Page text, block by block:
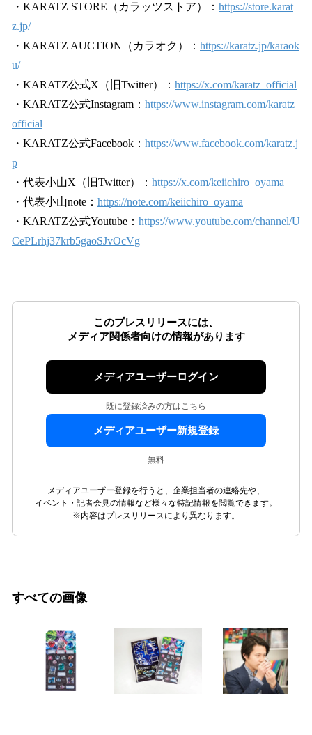
・KARATZ STORE（カラッツストア）： https://store.karat
z.jp/
・KARATZ AUCTION（カラオク）： https://karatz.jp/karaok
u/
・KARATZ公式X（旧Twitter）： https://x.com/karatz_official
・KARATZ公式Instagram： https://www.instagram.com/karatz_
official
・KARATZ公式Facebook： https://www.facebook.com/karatz.j
p
・代表小山X（旧Twitter）： https://x.com/keiichiro_oyama
・代表小山note： https://note.com/keiichiro_oyama
・KARATZ公式Youtube： https://www.youtube.com/channel/U
CePLrhj37krb5gaoSJvOcVg
このプレスリリースには、
メディア関係者向けの情報があります
メディアユーザーログイン
既に登録済みの方はこちら
メディアユーザー新規登録
無料
メディアユーザー登録を行うと、企業担当者の連絡先や、
イベント・記者会見の情報など様々な特記情報を閲覧できます。
※内容はプレスリリースにより異なります。
すべての画像